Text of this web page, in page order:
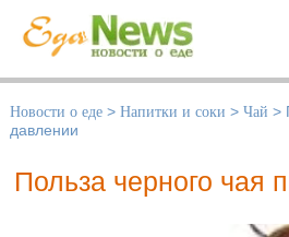
Новости о еде > Напитки и соки > Чай >
давлении
Польза черного чая